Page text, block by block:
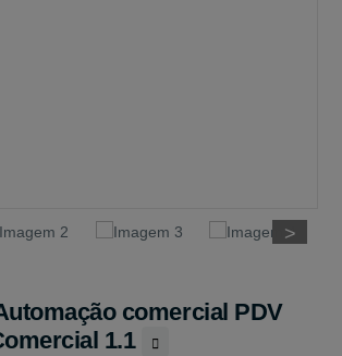
>
>
comercial PDV
1.1